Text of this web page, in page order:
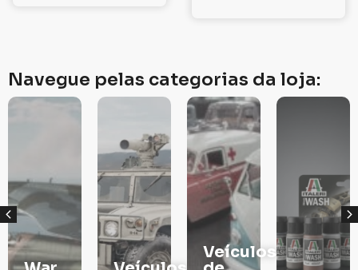
Navegue pelas categorias da loja:
Veículos